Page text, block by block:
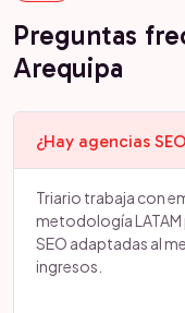
Preguntas
Arequipa
¿Hay agencias
Triario trabaja con
metodología
SEO adaptadas al
ingresos.